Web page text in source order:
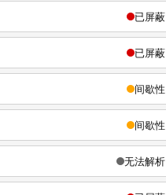
已屏蔽
已屏蔽
间歇性
间歇性
无法解析